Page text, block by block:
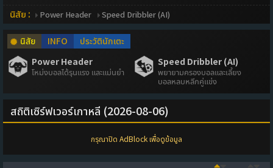
นิสัย : Power Header Speed Dribbler (AI)
นิสัย INFO
ประวัตินักเตะ
Power Header
โหม่งบอลได้รุนแรง และแม่นยำ
Speed Dribbler (AI)
พยายามครองบอลและเลี้ยง
บอลหลบหลีกคู่แข่ง
สถิติเซิร์ฟเวอร์เกาหลี (2026-08-06)
กรุณาปิด AdBlock เพื่อดูข้อมูล